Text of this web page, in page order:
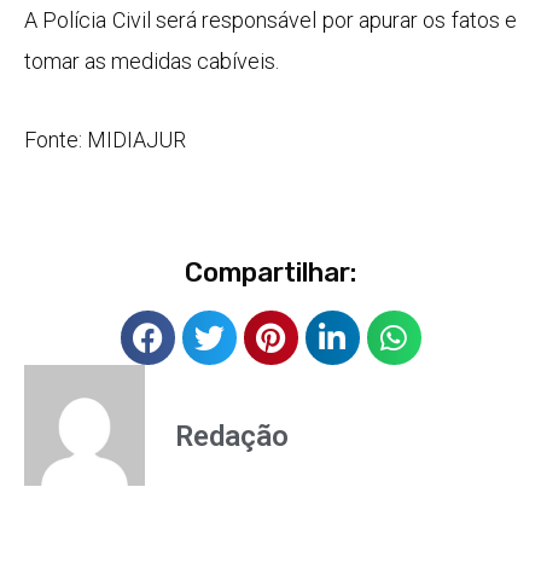
A Polícia Civil será responsável por apurar os fatos e
tomar as medidas cabíveis.
Fonte: MIDIAJUR
Compartilhar:
Redação